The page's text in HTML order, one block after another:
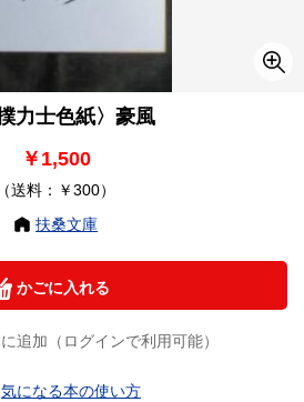
撲力士色紙〉豪風
￥1,500
（送料：￥300）
扶桑文庫
かごに入れる
追加（ログインで利用可能）
気になる本の使い方